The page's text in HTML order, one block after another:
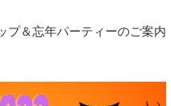
プ＆忘年パーティーのご案内